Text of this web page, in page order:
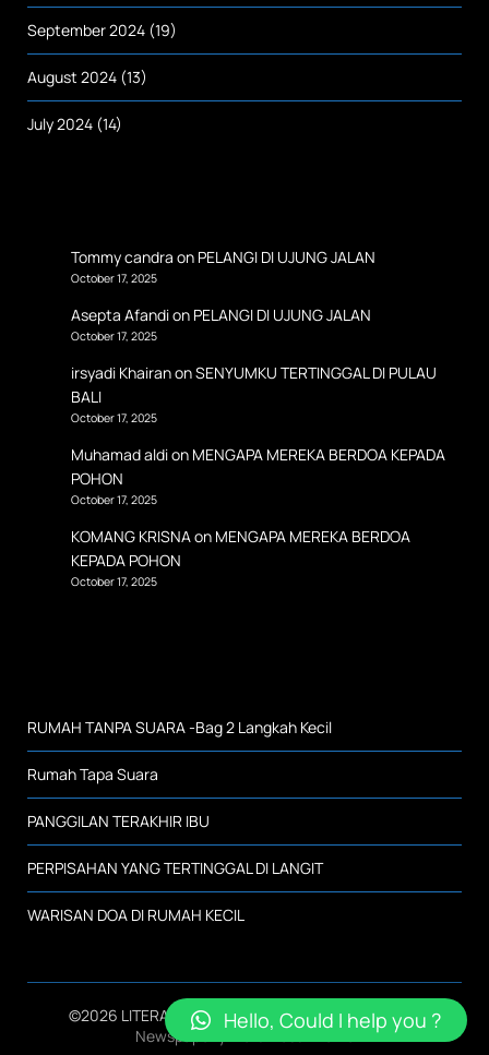
September 2024 (19)
August 2024 (13)
July 2024 (14)
Tommy candra on PELANGI DI UJUNG JALAN
October 17, 2025
Asepta Afandion PELANGI DI UJUNG JALAN
October 17, 2025
irsyadi KhairanonSENYUMKU TERTINGGAL DI PULAU
BALI
October 17, 2025
Muhamad aldion MENGAPA MEREKA BERDOA KEPADA
POHON
October 17, 2025
KOMANG KRISNA on MENGAPA MEREKA BERDOA
KEPADA POHON
October 17, 2025
RUMAH TANPA SUARA -Bag 2 Langkah Kecil
Rumah Tapa Suara
PANGGILAN TERAKHIR IBU
PERPISAHAN YANG TERTINGGAL DI LANGIT
WARISAN DOA DI RUMAH KECIL
©2026 LITERASI SMK NEGERI 2 KALIANDA| Design:
Newspaperly WordPress Theme
Hello, Could I help you ?